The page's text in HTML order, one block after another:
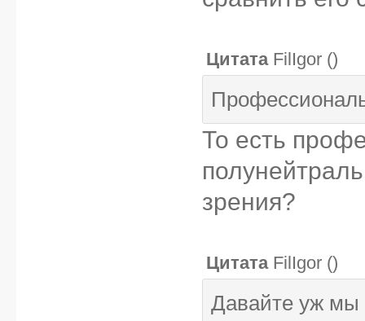
Цитата FilIgor ()
То есть
зрения?
Цитата FilIgor ()
Давайте уж